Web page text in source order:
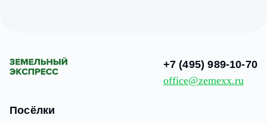
Посёлки
+7 (495) 989-10-70
office@zemexx.ru